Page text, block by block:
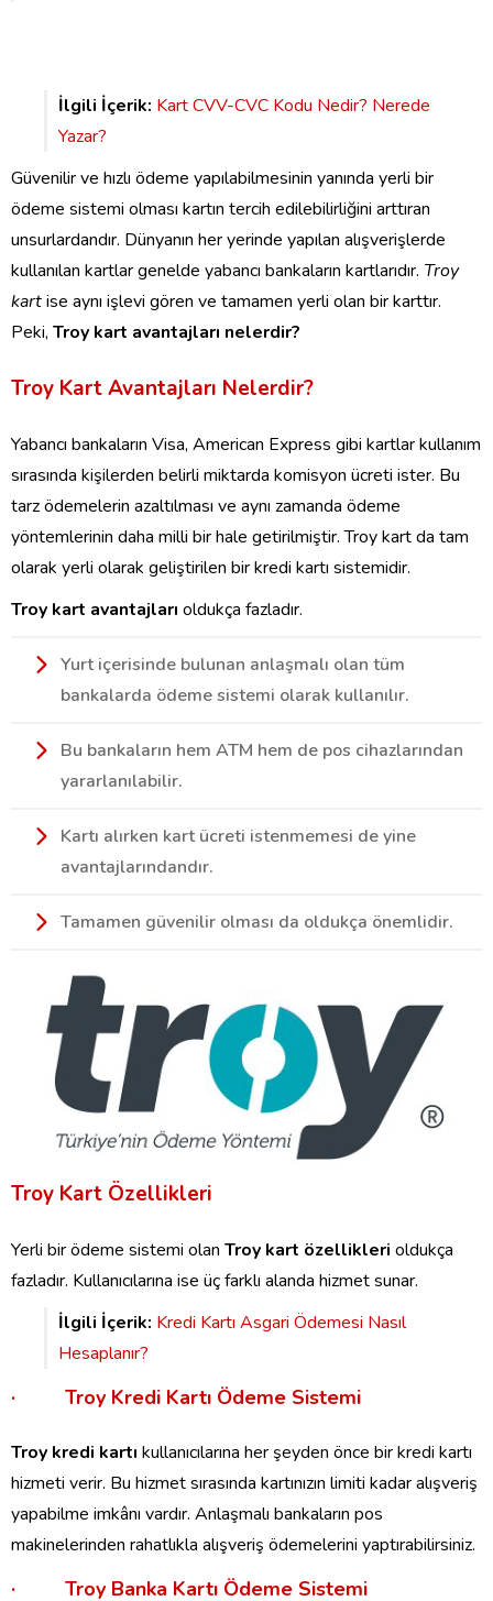
İlgili İçerik: Kart CVV-CVC Kodu Nedir? Nerede
Yazar?
Güvenilir ve hızlı ödeme yapılabilmesinin yanında yerli bir
ödeme sistemi olması kartın tercih edilebilirliğini arttıran
unsurlardandır. Dünyanın her yerinde yapılan alışverişlerde
kullanılan kartlar genelde yabancı bankaların kartlarıdır. Troy
kartise aynı işlevi gören ve tamamen yerli olan bir karttır.
Peki, Troy kart avantajları nelerdir?
Troy Kart Avantajları Nelerdir?
Yabancı bankaların Visa, American Express gibi kartlar kullanım
sırasında kişilerden belirli miktarda komisyon ücreti ister. Bu
tarz ödemelerin azaltılması ve aynı zamanda ödeme
yöntemlerinin daha milli bir hale getirilmiştir. Troy kart da tam
olarak yerli olarak geliştirilen bir kredi kartı sistemidir.
Troy kart avantajları oldukça fazladır.
Yurt içerisinde bulunan anlaşmalı olan tüm
bankalarda ödeme sistemi olarak kullanılır.
Bu bankaların hem ATM hem de pos cihazlarından
yararlanılabilir.
Kartı alırken kart ücreti istenmemesi de yine
avantajlarındandır.
Tamamen güvenilir olması da oldukça önemlidir.
Troy Kart Özellikleri
Yerli bir ödeme sistemi olan Troy kart özellikleri oldukça
fazladır. Kullanıcılarına ise üç farklı alanda hizmet sunar.
İlgili İçerik: Kredi Kartı Asgari Ödemesi Nasıl
Hesaplanır?
· Troy Kredi Kartı Ödeme Sistemi
Troy kredi kartı kullanıcılarına her şeyden önce bir kredi kartı
hizmeti verir. Bu hizmet sırasında kartınızın limiti kadar alışveriş
yapabilme imkânı vardır. Anlaşmalı bankaların pos
makinelerinden rahatlıkla alışveriş ödemelerini yaptırabilirsiniz.
· Troy Banka Kartı Ödeme Sistemi